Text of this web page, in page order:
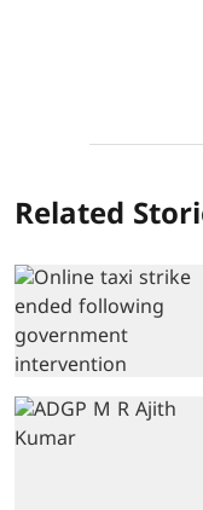
Related